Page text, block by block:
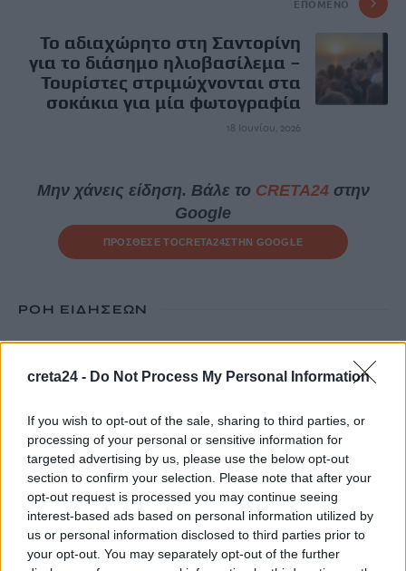
creta24 - Do Not Process My Personal Information
If you wish to opt-out of the sale, sharing to third parties, or
processing of your personal or sensitive information for
targeted advertising by us, please use the below opt-out
section to confirm your selection. Please note that after your
opt-out request is processed you may continue seeing
interest-based ads based on personal information utilized by
us or personal information disclosed to third parties prior to
your opt-out. You may separately opt-out of the further
ΕΠΌΜΕΝΟ
Το αδιαχώρητο στη Σαντορίνη
για το διάσημο ηλιοβασίλεμα –
Τουρίστες στριμώχνονται στα
σοκάκια για μία φωτογραφία
18 Ιουνίου, 2026
Μην χάνεις είδηση. Βάλε το CRETA24στην
Google
ΠΡΟΣΘΕΣΕ ΤΟCRETA24ΣΤΗΝ GOOGLE
ΡΟΗ ΕΙΔΗΣΕΩΝ
Δικογραφία σε βάρος δύο ανδρών
Αεροδρόμιο Καστελλίου: Έπεσαν οι υπογραφές για τα ραντάρ
7 Αυγούστου, 2026
Κουνούπια: Σε εξέλιξη το πρόγραμμα καταπολέμησης στην
Κρήτη – Πώς μπορούν να ενημερώνονται και να συμμετέχουν
οι πολίτες